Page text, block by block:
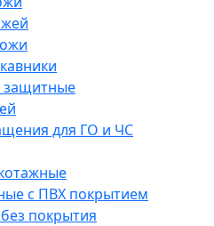
для ГО и ЧС
с ПВХ покрытием
покрытия